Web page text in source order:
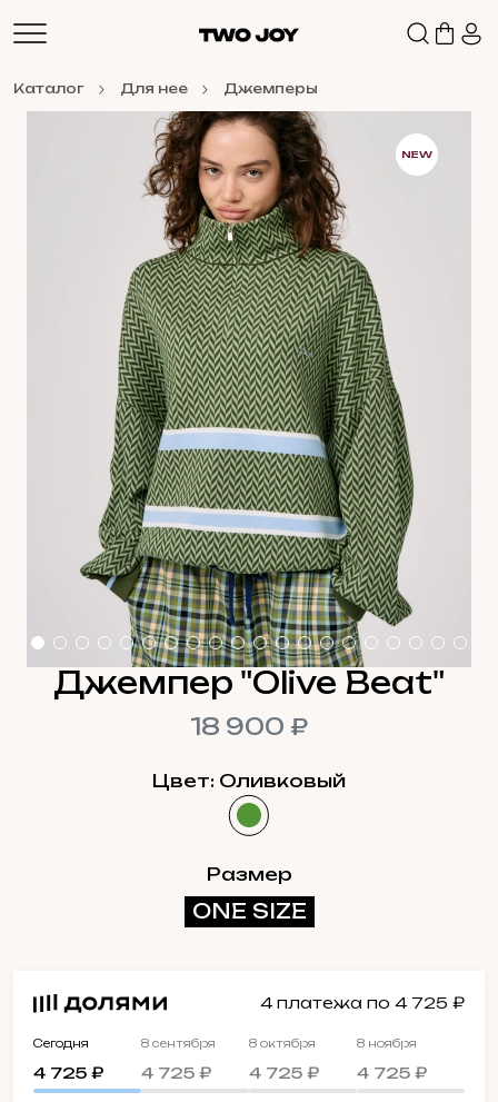
Каталог Для нее Джемперы
NEW
Джемпер "Olive Beat"
18 900 ₽
Цвет: Оливковый
Размер
ONE SIZE
4 платежа по 4 725 ₽
Сегодня
4 725 ₽
8 сентября
4 725 ₽
8 октября
4 725 ₽
8 ноября
4 725 ₽